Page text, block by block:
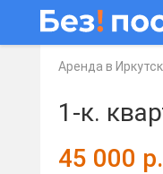
Аренда в
1-к.
45 000 р.